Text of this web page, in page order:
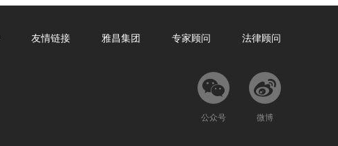
友情链接 雅昌集团 专家顾问 法律顾问
公众号
微博